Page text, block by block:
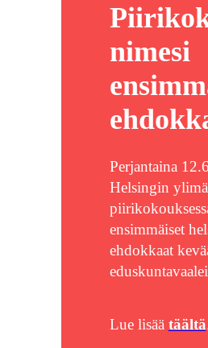
nimesi
Perjantaina
Helsingin
ensimmäiset
ehdokkaat
Lue lisää täältä